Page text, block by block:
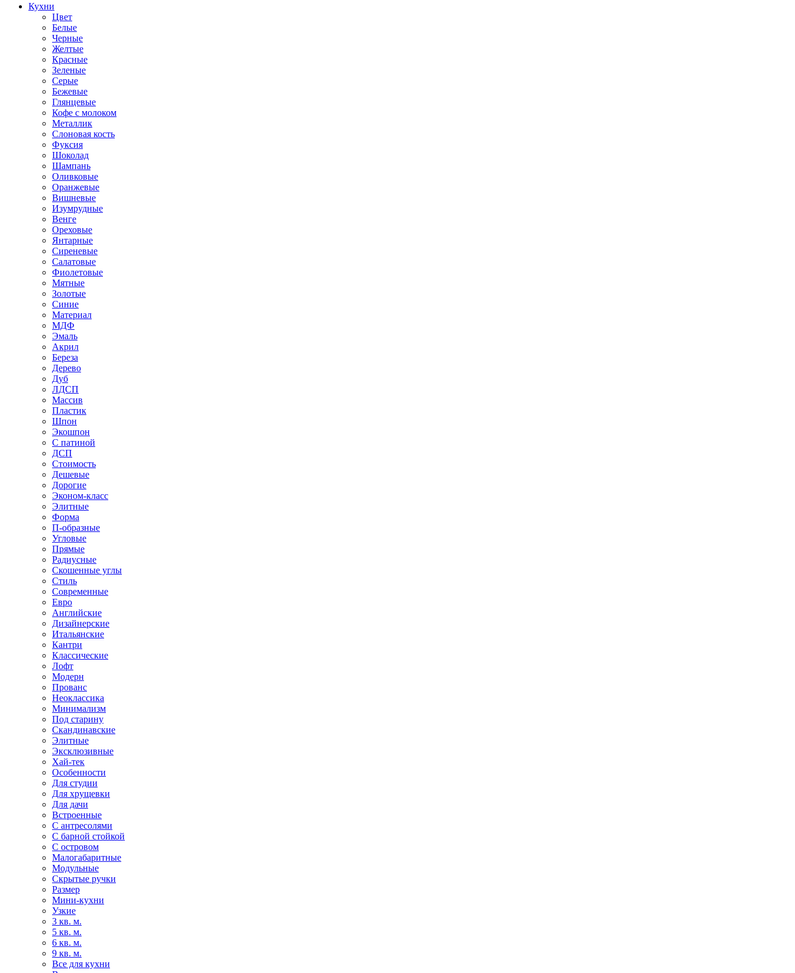
Кухни
Цвет
Белые
Черные
Желтые
Красные
Зеленые
Серые
Бежевые
Глянцевые
Кофе с молоком
Металлик
Слоновая кость
Фуксия
Шоколад
Шампань
Оливковые
Оранжевые
Вишневые
Изумрудные
Венге
Ореховые
Янтарные
Сиреневые
Салатовые
Фиолетовые
Мятные
Золотые
Синие
Материал
МДФ
Эмаль
Акрил
Береза
Дерево
Дуб
ЛДСП
Массив
Пластик
Шпон
Экошпон
С патиной
ДСП
Стоимость
Дешевые
Дорогие
Эконом-класс
Элитные
Форма
П-образные
Угловые
Прямые
Радиусные
Скошенные углы
Стиль
Современные
Евро
Английские
Дизайнерские
Итальянские
Кантри
Классические
Лофт
Модерн
Прованс
Неоклассика
Минимализм
Под старину
Скандинавские
Элитные
Эксклюзивные
Хай-тек
Особенности
Для студии
Для хрущевки
Для дачи
Встроенные
С антресолями
С барной стойкой
С островом
Малогабаритные
Модульные
Скрытые ручки
Размер
Мини-кухни
Узкие
3 кв. м.
5 кв. м.
6 кв. м.
9 кв. м.
Все для кухни